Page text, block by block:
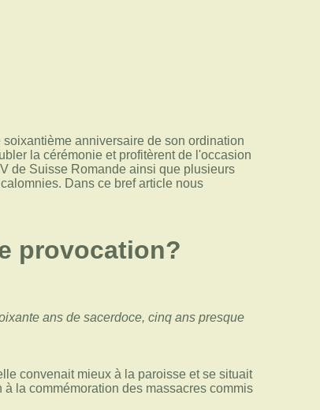
anniversaire de son ordination
la cérémonie et profitèrent de l'occasion
de Suisse Romande ainsi que plusieurs
Dans ce bref article nous
provocation?
ans de sacerdoce, cinq ans presque
convenait mieux à la paroisse et se situait
la commémoration des massacres commis